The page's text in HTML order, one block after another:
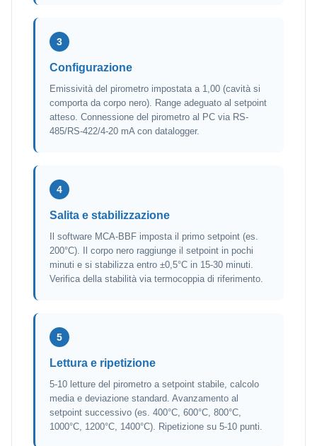
3
Configurazione
Emissività del pirometro impostata a 1,00 (cavità si
comporta da corpo nero). Range adeguato al setpoint
atteso. Connessione del pirometro al PC via RS-
485/RS-422/4-20 mA con datalogger.
4
Salita e stabilizzazione
Il software MCA-BBF imposta il primo setpoint (es.
200°C). Il corpo nero raggiunge il setpoint in pochi
minuti e si stabilizza entro ±0,5°C in 15-30 minuti.
Verifica della stabilità via termocoppia di riferimento.
5
Lettura e ripetizione
5-10 letture del pirometro a setpoint stabile, calcolo
media e deviazione standard. Avanzamento al
setpoint successivo (es. 400°C, 600°C, 800°C,
1000°C, 1200°C, 1400°C). Ripetizione su 5-10 punti.